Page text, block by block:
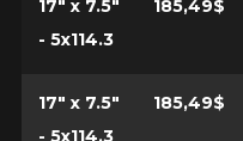
17" x 7.5"
- 5x114.3
185,49$
17" x 7.5"
185,49$